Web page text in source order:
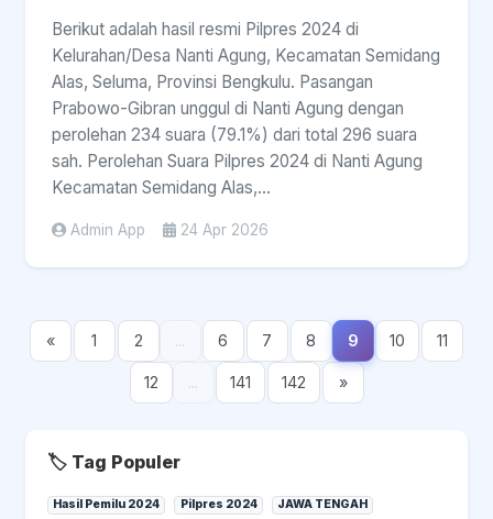
Berikut adalah hasil resmi Pilpres 2024 di
Kelurahan/Desa Nanti Agung, Kecamatan Semidang
Alas, Seluma, Provinsi Bengkulu. Pasangan
Prabowo-Gibran unggul di Nanti Agung dengan
perolehan 234 suara (79.1%) dari total 296 suara
sah. Perolehan Suara Pilpres 2024 di Nanti Agung
Kecamatan Semidang Alas,...
Admin App 24 Apr 2026
« 1 2 ... 6 7 8 9 10 11
12 ... 141 142 »
🏷️ Tag Populer
Hasil Pemilu 2024 Pilpres 2024 JAWA TENGAH